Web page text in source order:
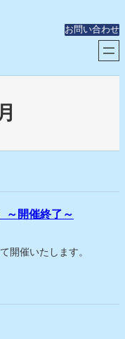
お問い合わせ
～開催終了～
開催いたします。